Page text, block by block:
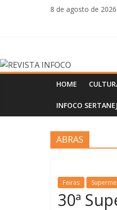
8 de agosto de 2026
Revista
Eletrônica
HOME
INFOCO
ABRAS
Feiras
30ª